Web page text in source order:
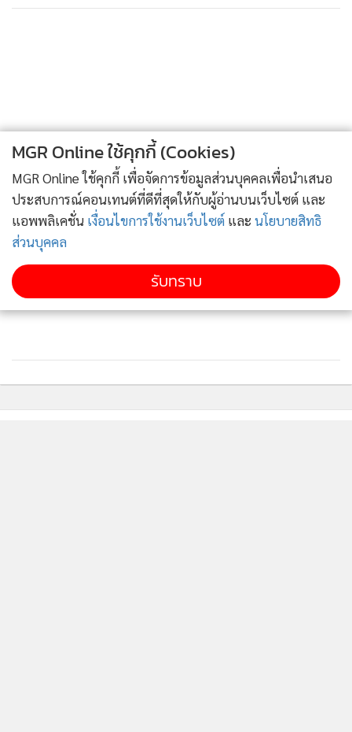
เชียงใหม่เร่งปั้น “กาแฟอินทนนท์” ขึ้นทะเบียน GI ตัว
ใหม่ ผู้ว่าฯ เชียงใหม่เปิด “CHIANGMAI GI NEXT 2026”
ติดอาวุธผู้ประกอบการ 100 ราย ดันสินค้าอัตลักษณ์สู่
ตลาดพรีเมียม
4
ผ้าทอ และผ้าพื้นเมืองล้านนาตะวันออก
ข่าวอื่นในหมวด
MGR Online ใช้คุกกี้ (Cookies)
MGR Online ใช้คุกกี้ เพื่อจัดการข้อมูลส่วนบุคคลเพื่อนำเสนอ
ประสบการณ์คอนเทนต์ที่ดีที่สุดให้กับผู้อ่านบนเว็บไซต์ และ
แอพพลิเคชั่น เงื่อนไขการใช้งานเว็บไซต์ และ นโยบายสิทธิ
ส่วนบุคคล
รับทราบ